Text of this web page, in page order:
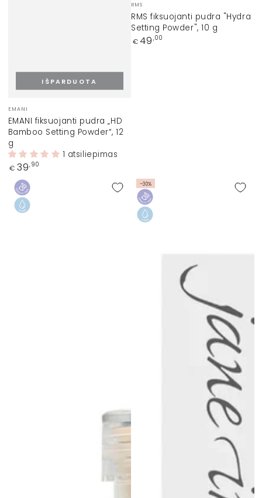
Prekinis
ženklas:
EMANI
EMANI fiksuojanti pudra „HD
Bamboo Setting Powder“, 12
g
1 atsiliepimas
Įprasta
€ 39,90
IŠPARDUOTA
ženklas:
RMS
RMS fiksuojanti pudra "Hydra
Setting Powder", 10 g
Įprasta
€ 49 ,00
–30%